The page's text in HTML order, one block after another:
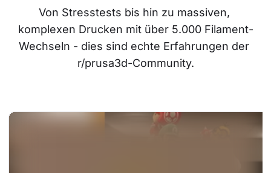
Von Stresstests bis hin zu massiven,
komplexen Drucken mit über 5.000 Filament-
Wechseln - dies sind echte Erfahrungen der
r/prusa3d-Community.